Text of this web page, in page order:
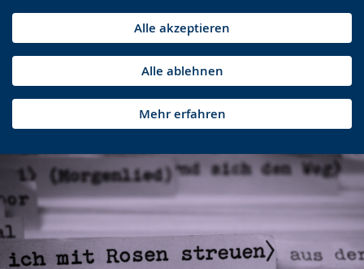
Alle akzeptieren
Alle ablehnen
Mehr erfahren